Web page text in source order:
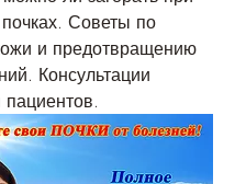
почках. Советы по
и предотвращению
Консультации